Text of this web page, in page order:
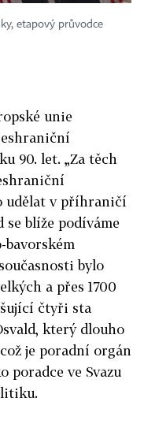
etapový průvodce
unie
90. let. „Za těch
udělat v příhraničí
se blíže podíváme
bavorském
bylo
a přes 1700
čtyři sta
který dlouho
je poradní orgán
poradce ve Svazu